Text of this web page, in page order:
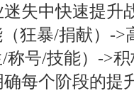
失中快速提升
狂暴/捐献）->
称号/技能）->
每个阶段的提